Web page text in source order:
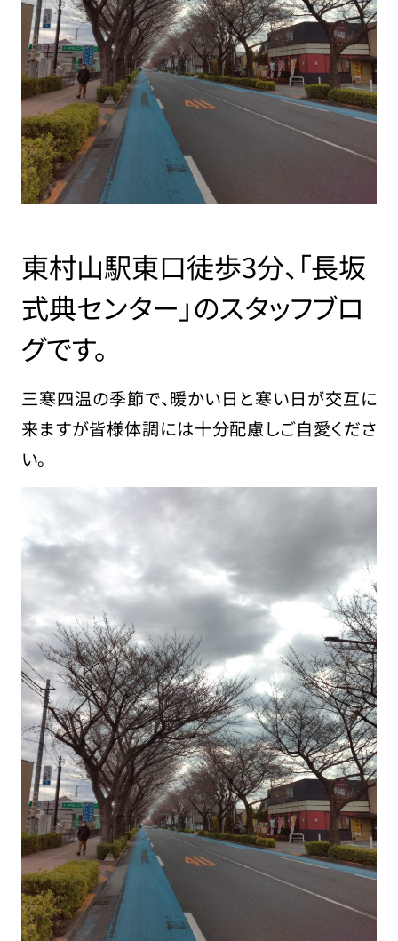
東村山駅東口徒歩3分、「長坂
式典センター」のスタッフブロ
グです。
三寒四温の季節で、暖かい日と寒い日が交互に
来ますが皆様体調には十分配慮しご自愛くださ
い。